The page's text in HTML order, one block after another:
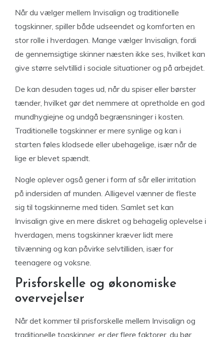
Når du vælger mellem Invisalign og traditionelle
togskinner, spiller både udseendet og komforten en
stor rolle i hverdagen. Mange vælger Invisalign, fordi
de gennemsigtige skinner næsten ikke ses, hvilket kan
give større selvtillid i sociale situationer og på arbejdet.
De kan desuden tages ud, når du spiser eller børster
tænder, hvilket gør det nemmere at opretholde en god
mundhygiejne og undgå begrænsninger i kosten.
Traditionelle togskinner er mere synlige og kan i
starten føles klodsede eller ubehagelige, især når de
lige er blevet spændt.
Nogle oplever også gener i form af sår eller irritation
på indersiden af munden. Alligevel vænner de fleste
sig til togskinnerne med tiden. Samlet set kan
Invisalign give en mere diskret og behagelig oplevelse i
hverdagen, mens togskinner kræver lidt mere
tilvænning og kan påvirke selvtilliden, især for
teenagere og voksne.
Prisforskelle og økonomiske
overvejelser
Når det kommer til prisforskelle mellem Invisalign og
traditionelle togskinner, er der flere faktorer, du bør